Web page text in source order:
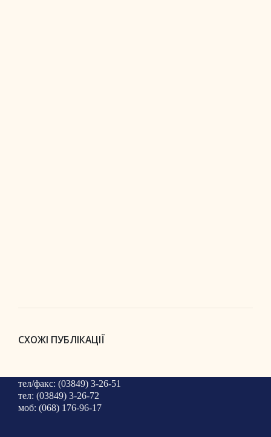
СХОЖІ ПУБЛІКАЦІЇ
тел/факс: (03849) 3-26-51
тел: (03849) 3-26-72
моб: (068) 176-96-17